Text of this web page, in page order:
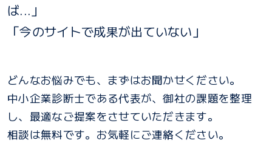
ば...」
「今のサイトで成果が出ていない」
どんなお悩みでも、まずはお聞かせください。
中小企業診断士である代表が、御社の課題を整理
し、最適なご提案をさせていただきます。
相談は無料です。お気軽にご連絡ください。